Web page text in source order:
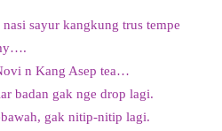
sayur kangkung trus tempe
n Kang Asep tea…
badan gak nge drop lagi.
gak nitip-nitip lagi.